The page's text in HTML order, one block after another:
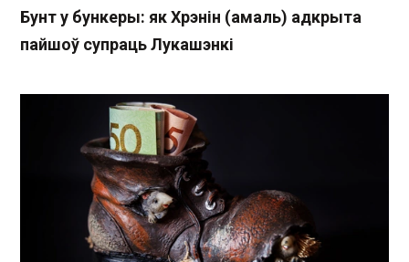
Бунт у бункеры: як Хрэнін (амаль) адкрыта
пайшоў супраць Лукашэнкі